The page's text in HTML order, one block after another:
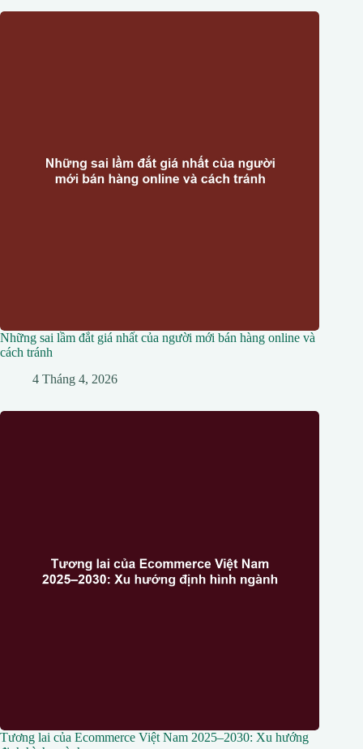
Những sai lầm đắt giá nhất của người mới bán hàng online và
cách tránh
4 Tháng 4, 2026
Tương lai của Ecommerce Việt Nam 2025–2030: Xu hướng